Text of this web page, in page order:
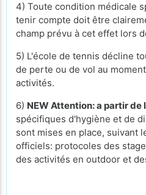
4) Toute condition médicale
tenir compte doit être
champ prévu à cet effet lors
5) L'école de tennis décline
de perte ou de vol au
activités.
6) NEW Attention: a partir de
spécifiques d'hygiène et de
sont mises en place, suivant
officiels: protocoles des
des activités en outdoor et